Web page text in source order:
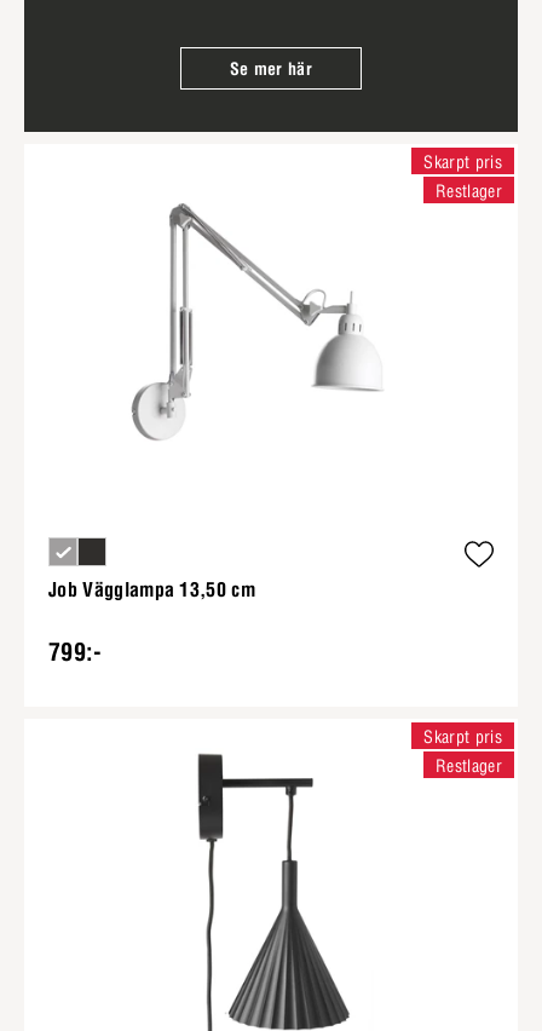
Se mer här
Job Vägglampa 13,50 cm
799:-
Skarpt pris
Restlager
Skarpt pris
Restlager